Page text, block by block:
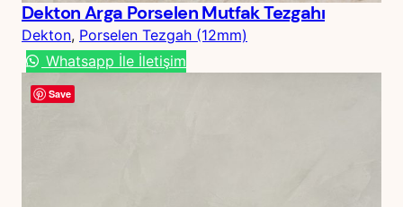
Dekton Arga Porselen Mutfak Tezgahı
Dekton, Porselen Tezgah (12mm)
Whatsapp İle İletişim
Save